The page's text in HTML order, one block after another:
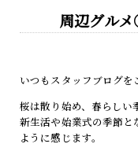
周辺グル
いつもスタッフブログを
桜は散り始め、春らしい
新生活や始業式の季節と
ように感じます。